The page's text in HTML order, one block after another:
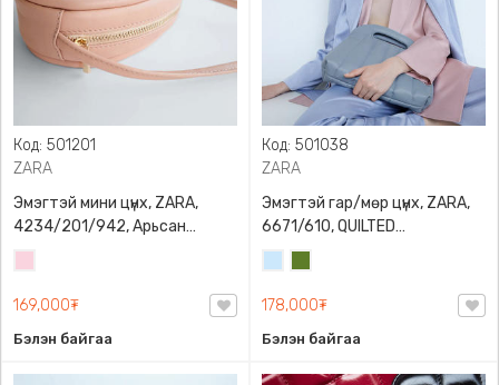
Код: 501201
ZARA
Эмэгтэй мини цүнх, ZARA,
4234/201/942, Арьсан
материалтай, LIMITED EDITION
OVAL LEATHER HANDBAG TRF
169,000₮
Бэлэн байгаа
Код: 501038
ZARA
Эмэгтэй гар/мөр цүнх, ZARA,
6671/610, QUILTED
CROSSBODY BAG WITH HANDLE
178,000₮
Бэлэн байгаа